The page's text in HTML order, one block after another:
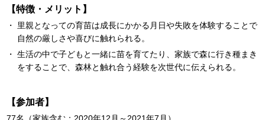
【特徴・メリット】
里親となっての育苗は成長にかかる月日や失敗を体験することで
自然の厳しさや喜びに触れられる。
生活の中で子どもと一緒に苗を育てたり、家族で森に行き種まき
をすることで、森林と触れ合う経験を次世代に伝えられる。
【参加者】
77名（家族含む：2020年12月～2021年7月）